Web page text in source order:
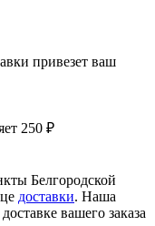
привезет ваш
250 ₽
Белгородской
доставки. Наша
вашего заказа